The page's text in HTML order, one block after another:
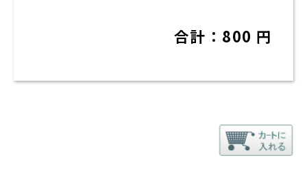
合計： 800 円